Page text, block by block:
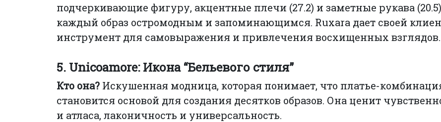
подчеркивающие фигуру, акцентные плечи (27.2) и заметные рукава
каждый образ остромодным и запоминающимся. Ruxara дает своей
инструмент для самовыражения и привлечения восхищенных взглядов.
5. Unicoamore: Икона “Бельевого стиля”
Кто она? Искушенная модница, которая понимает, что платье-
становится основой для создания десятков образов. Она ценит
и атласа, лаконичность и универсальность.